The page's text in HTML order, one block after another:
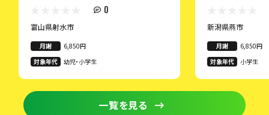
0
富山県射水市
月謝
6,850円
対象年代
幼児・小学生
新潟県燕市
月謝
6,850円
対象年代
小学生
一覧を見る